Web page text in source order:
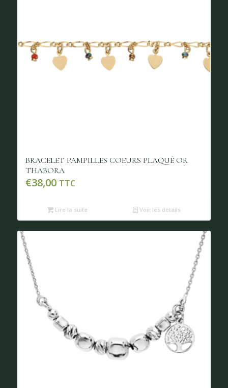
BRACELET PAMPILLES COEURS PLAQUÉ OR
THABORA
€38,00 TTC
Lire la suite Voir les détails